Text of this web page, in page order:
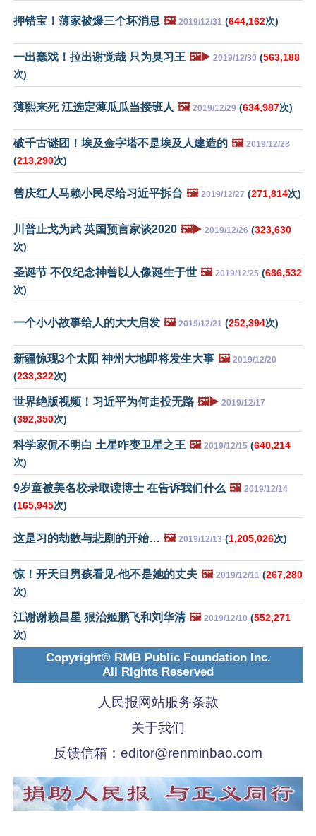
押错宝！薄家被爆三个坏消息 🖼️ 2019/12/31 (644,162次)
一出蠢戏！拉出谢觉哉 只为臭习王 🖼️▶️ 2019/12/30 (563,188
次)
薄熙来死 江选定薄瓜瓜当接班人 🖼️ 2019/12/29 (634,987次)
破千古谜团！埃及金字塔不是埃及人建造的 🖼️ 2019/12/28
(213,290次)
曾庆红人马赖小民尽给习近平拆台 🖼️ 2019/12/27 (271,814次)
川普止戈为武 英国预言家谈2020 🖼️▶️ 2019/12/26 (323,630
次)
圣诞节 不仅纪念神曾以人像诞生于世 🖼️ 2019/12/25 (686,532
次)
一个小小故事给人的大大启发 🖼️ 2019/12/21 (252,394次)
新疆惊现3个太阳 神州大地即将发生大事 🖼️ 2019/12/20
(233,322次)
世界绝版视频！习近平为何走投无路 🖼️▶️ 2019/12/17
(392,350次)
科学家侃不明白 土星咋变卫星之王 🖼️ 2019/12/15 (640,214
次)
9岁童被美名校录取读博士 在告诉我们什么 🖼️ 2019/12/14
(165,945次)
这是习的劫数与悲剧的开始… 🖼️ 2019/12/13 (1,205,026次)
惊！开天目男孩看见-他不是她的丈夫 🖼️ 2019/12/11 (267,280
次)
江谢谢赖昌星 狠治姬鹏飞和刘华清 🖼️ 2019/12/10 (552,271
次)
Copyright© RMB Public Foundation Inc.
All Rights Reserved
人民报网站服务条款
关于我们
反馈信箱： editor@renminbao.com